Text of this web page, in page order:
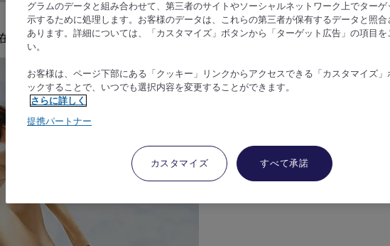
をユニークにするものを発見してください
グラムのデータと組み合わせて、第三者のサイトやソーシャルネットワーク上でター
示するために処理します。お客様のデータは、これらの第三者が保有するデータと照合
あります。詳細については、「カスタマイズ」ボタンから「ターゲット広告」の項目を
い。
お客様は、ページ下部にある「クッキー」リンクからアクセスできる「カスタマイズ」
ックすることで、いつでも選択内容を変更することができます。
さらに詳しく
提携パートナー
カスタマイズ すべて承諾